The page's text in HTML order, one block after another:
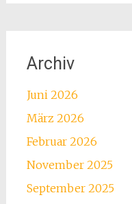
Archiv
Juni 2026
März 2026
Februar 2026
November 2025
September 2025